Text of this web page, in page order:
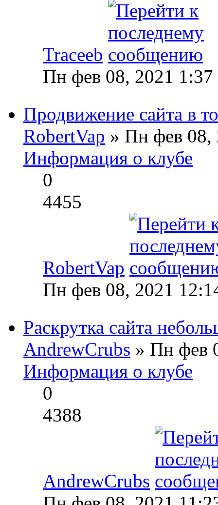
Traceeb
Пн фев 08, 2021 1:37
Продвижение сайта в
RobertVap » Пн фев 08,
Информация о клубе
0
4455
RobertVap
Пн фев 08, 2021
Раскрутка сайта
AndrewCrubs » Пн фев
Информация о клубе
0
4388
AndrewCrubs